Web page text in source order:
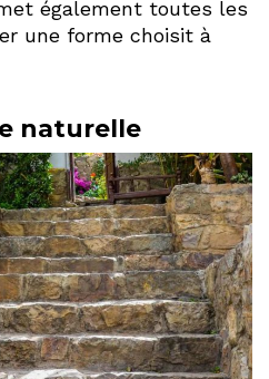
également toutes les
une forme choisit à
naturelle